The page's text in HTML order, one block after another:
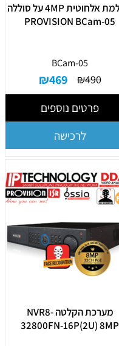
מצלמת אלחוטית 4MP על סוללה
PROVISION BCam-05
BCam-05
₪490
₪469
פרטים נוספים
לרכישה
מערכת הקלטה NVR8-
32800FN-16P(2U) 8MP